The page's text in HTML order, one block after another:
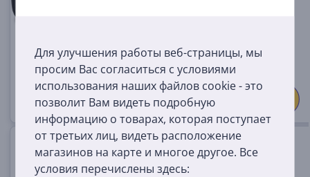
Для улучшения работы веб-страницы, мы
просим Вас согласиться с условиями
использования наших файлов cookie - это
позволит Вам видеть подробную
информацию о товарах, которая поступает
от третьих лиц, видеть расположение
магазинов на карте и многое другое. Все
условия перечислены здесь:
Bose SoundLink Max, синий -
Портативная колонка